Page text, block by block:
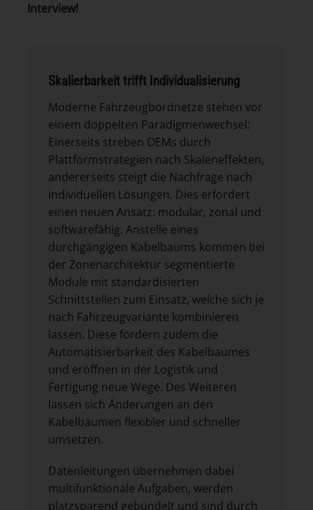
Interview!
Skalierbarkeit trifft Individualisierung
Moderne Fahrzeugbordnetze stehen vor
einem doppelten Paradigmenwechsel:
Einerseits streben OEMs durch
Plattformstrategien nach Skaleneffekten,
andererseits steigt die Nachfrage nach
individuellen Lösungen. Dies erfordert
einen neuen Ansatz: modular, zonal und
softwarefähig. Anstelle eines
durchgängigen Kabelbaums kommen bei
der Zonenarchitektur segmentierte
Module mit standardisierten
Schnittstellen zum Einsatz, welche sich je
nach Fahrzeugvariante kombinieren
lassen. Diese fördern zudem die
Automatisierbarkeit des Kabelbaumes
und eröffnen in der Logistik und
Fertigung neue Wege. Des Weiteren
lassen sich Änderungen an den
Kabelbäumen flexibler und schneller
umsetzen.
Datenleitungen übernehmen dabei
multifunktionale Aufgaben, werden
platzsparend gebündelt und sind durch